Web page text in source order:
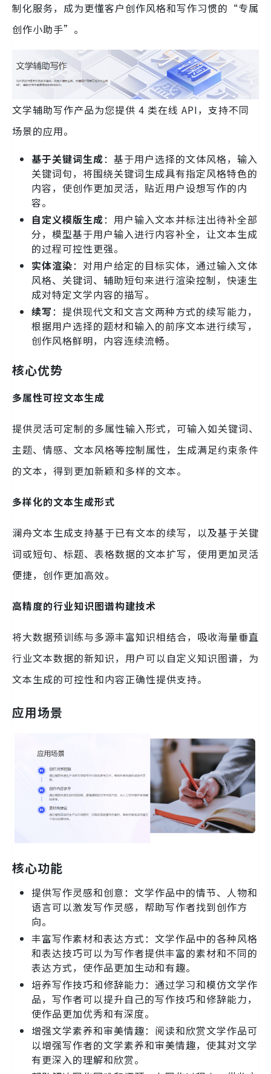
制化服务，成为更懂客户创作风格和写作习惯的“专属
创作小助手”。
文学辅助写作产品为您提供 4 类在线 API，支持不同
场景的应用。
基于关键词生成：基于用户选择的文体风格，输入
关键词句，将围绕关键词生成具有指定风格特色的
内容，使创作更加灵活，贴近用户设想写作的内
容。
自定义模版生成：用户输入文本并标注出待补全部
分，模型基于用户输入进行内容补全，让文本生成
的过程可控性更强。
实体渲染：对用户给定的目标实体，通过输入文体
风格、关键词、辅助短句来进行渲染控制，快速生
成对特定文学内容的描写。
续写：提供现代文和文言文两种方式的续写能力，
根据用户选择的题材和输入的前序文本进行续写，
创作风格鲜明，内容连续流畅。
核心优势
多属性可控文本生成
提供灵活可定制的多属性输入形式，可输入如关键词、
主题、情感、文本风格等控制属性，生成满足约束条件
的文本，得到更加新颖和多样的文本。
多样化的文本生成形式
澜舟文本生成支持基于已有文本的续写，以及基于关键
词或短句、标题、表格数据的文本扩写，使用更加灵活
便捷，创作更加高效。
高精度的行业知识图谱构建技术
将大数据预训练与多源丰富知识相结合，吸收海量垂直
行业文本数据的新知识，用户可以自定义知识图谱，为
文本生成的可控性和内容正确性提供支持。
应用场景
核心功能
提供写作灵感和创意：文学作品中的情节、人物和
语言可以激发写作灵感，帮助写作者找到创作方
向。
丰富写作素材和表达方式：文学作品中的各种风格
和表达技巧可以为写作者提供丰富的素材和不同的
表达方式，使作品更加生动和有趣。
培养写作技巧和修辞能力：通过学习和模仿文学作
品，写作者可以提升自己的写作技巧和修辞能力，
使作品更加优秀和有深度。
增强文学素养和审美情趣：阅读和欣赏文学作品可
以增强写作者的文学素养和审美情趣，使其对文学
有更深入的理解和欣赏。